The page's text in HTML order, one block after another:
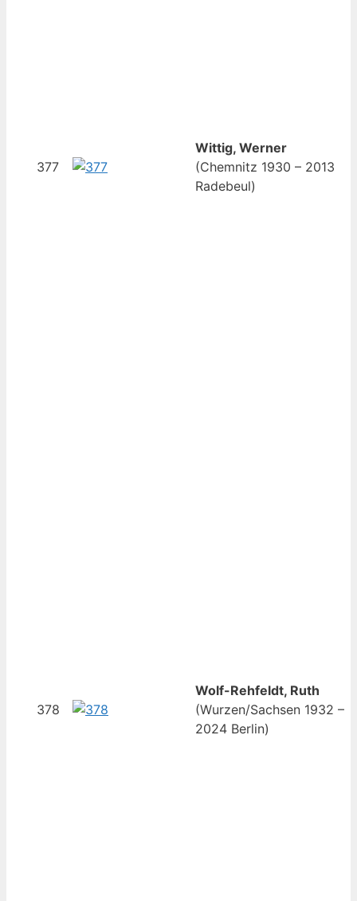
377
Wittig, Werner
(Chemnitz 1930 – 2013
Radebeul)
378
Wolf-Rehfeldt, Ruth
(Wurzen/Sachsen 1932 –
2024 Berlin)